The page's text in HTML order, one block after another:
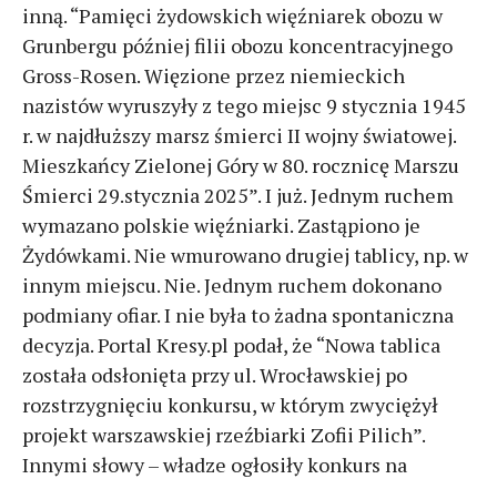
inną. “Pamięci żydowskich więźniarek obozu w
Grunbergu później filii obozu koncentracyjnego
Gross-Rosen. Więzione przez niemieckich
nazistów wyruszyły z tego miejsc 9 stycznia 1945
r. w najdłuższy marsz śmierci II wojny światowej.
Mieszkańcy Zielonej Góry w 80. rocznicę Marszu
Śmierci 29.stycznia 2025”. I już. Jednym ruchem
wymazano polskie więźniarki. Zastąpiono je
Żydówkami. Nie wmurowano drugiej tablicy, np. w
innym miejscu. Nie. Jednym ruchem dokonano
podmiany ofiar. I nie była to żadna spontaniczna
decyzja. Portal Kresy.pl podał, że “Nowa tablica
została odsłonięta przy ul. Wrocławskiej po
rozstrzygnięciu konkursu, w którym zwyciężył
projekt warszawskiej rzeźbiarki Zofii Pilich”.
Innymi słowy – władze ogłosiły konkurs na